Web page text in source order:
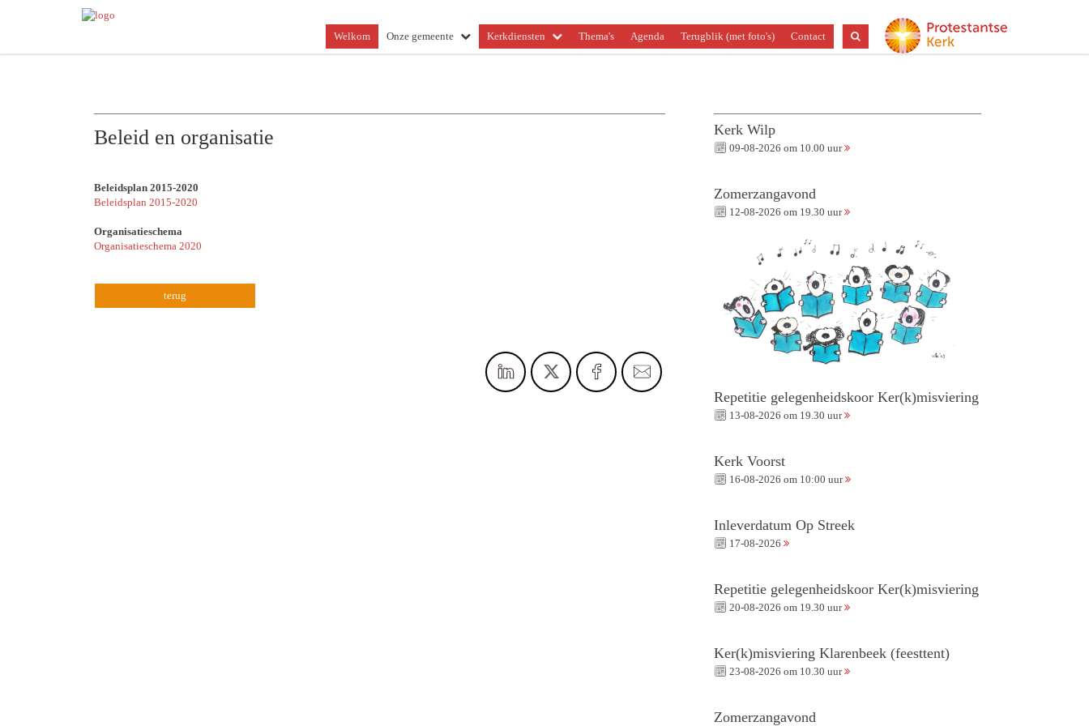
Welkom Onze gemeente Kerkdiensten Thema's Agenda Terugblik (met foto's) Contact
Beleid en organisatie
Beleidsplan 2015-2020
Beleidsplan 2015-2020
Organisatieschema
Organisatieschema 2020
terug
Kerk Wilp
09-08-2026 om 10.00 uur
Zomerzangavond
12-08-2026 om 19.30 uur
Repetitie gelegenheidskoor Ker(k)misviering
13-08-2026 om 19.30 uur
Kerk Voorst
16-08-2026 om 10:00 uur
Inleverdatum Op Streek
17-08-2026
Repetitie gelegenheidskoor Ker(k)misviering
20-08-2026 om 19.30 uur
Ker(k)misviering Klarenbeek (feesttent)
23-08-2026 om 10.30 uur
Zomerzangavond